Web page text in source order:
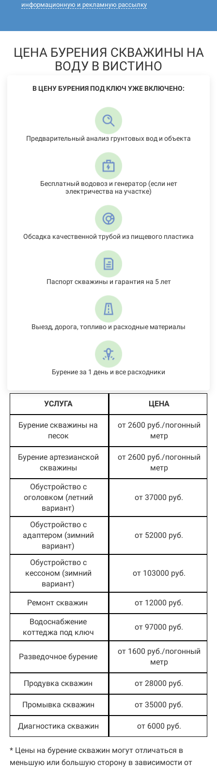
информационную и рекламную рассылку
ЦЕНА БУРЕНИЯ СКВАЖИНЫ НА
ВОДУ В ВИСТИНО
В ЦЕНУ БУРЕНИЯ ПОД КЛЮЧ УЖЕ ВКЛЮЧЕНО:
Предварительный анализ грунтовых вод и объекта
Бесплатный водовоз и генератор (если нет
электричества на участке)
Обсадка качественной трубой из пищевого пластика
Паспорт скважины и гарантия на 5 лет
Выезд, дорога, топливо и расходные материалы
Бурение за 1 день и все расходники
УСЛУГА ЦЕНА
Бурение скважины на
песок
от 2600 руб./погонный
метр
Бурение артезианской
скважины
от 2600 руб./погонный
метр
Обустройство с
оголовком (летний
вариант)
от 37000 руб.
Обустройство с
адаптером (зимний
вариант)
от 52000 руб.
Обустройство с
кессоном (зимний
вариант)
от 103000 руб.
Ремонт скважин от 12000 руб.
Водоснабжение
коттеджа под ключ
от 97000 руб.
Разведочное бурение
от 1600 руб./погонный
метр
Продувка скважин от 28000 руб.
Промывка скважин от 35000 руб.
Диагностика скважин от 6000 руб.
* Цены на бурение скважин могут отличаться в
меньшую или большую сторону в зависимости от